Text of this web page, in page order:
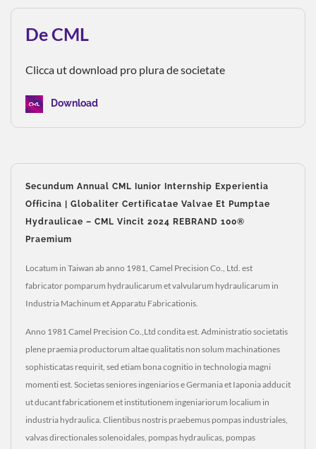
De CML
Clicca ut download pro plura de societate
Download
Secundum Annual CML Iunior Internship Experientia
Officina | Globaliter Certificatae Valvae Et Pumptae
Hydraulicae – CML Vincit 2024 REBRAND 100®
Praemium
Locatum in Taiwan ab anno 1981, Camel Precision Co., Ltd. est
fabricator pomparum hydraulicarum et valvularum hydraulicarum in
Industria Machinum et Apparatu Fabricationis.
Anno 1981 Camel Precision Co.,Ltd condita est. Administratio societatis
plene praemia productorum altae qualitatis non solum machinationes
sophisticatas requirit, sed etiam bona cognitio in technologia magni
momenti est. Societas seniores ingeniarios e Germania et Iaponia adducit
ut ducant fabricationem et institutionem ingeniariorum localium in
industria hydraulica. Clientibus nostris praebemus pompas industriales,
valvas directionales solenoidales, pompas hydraulicas, pompas